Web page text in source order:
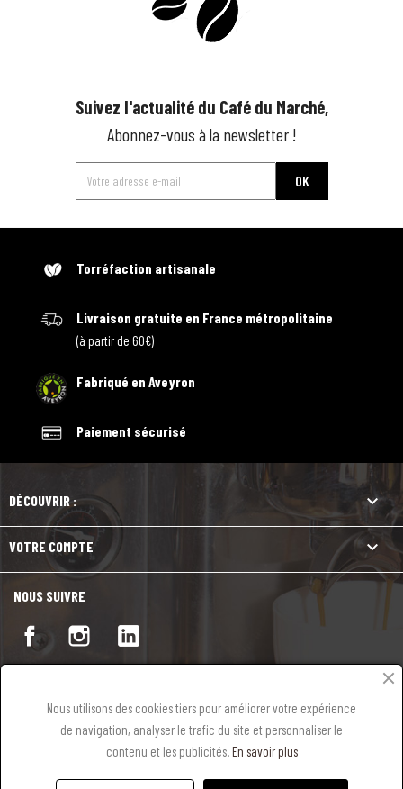
Suivez l'actualité du Café du Marché,
Abonnez-vous à la newsletter !
Torréfaction artisanale
Livraison gratuite en France métropolitaine
(à partir de 60€)
Fabriqué en Aveyron
Paiement sécurisé
DÉCOUVRIR : 
VOTRE COMPTE 
NOUS SUIVRE
Mentions légales-Conditions générales de vente-RGPD
Nous utilisons des cookies tiers pour améliorer votre expérience
de navigation, analyser le trafic du site et personnaliser le
contenu et les publicités.En savoir plus